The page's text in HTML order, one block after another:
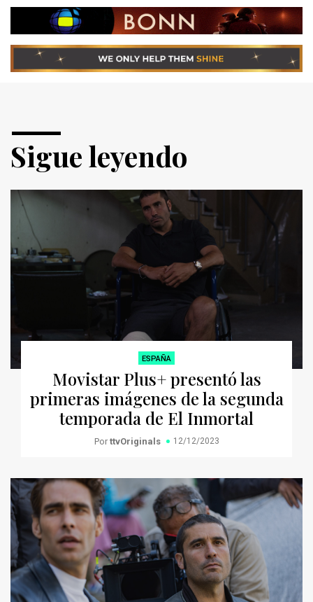
Sigue leyendo
ESPAÑA
Movistar Plus+ presentó las
primeras imágenes de la segunda
temporada de El Inmortal
Por ttvOriginals 12/12/2023